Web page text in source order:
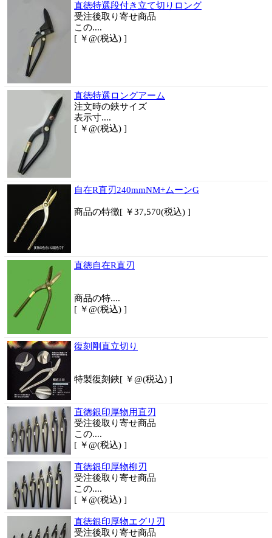
直徳特選段付き立て切りロング
受注後取り寄せ商品
この....
[ ￥@(税込) ]
直徳特選ロングアーム
注文時の鋏サイズ
表示寸....
[ ￥@(税込) ]
自在R直刃240mmNM+ムーンG
商品の特徴[ ￥37,570(税込) ]
直徳自在R直刃
商品の特....
[ ￥@(税込) ]
復刻剛直立切り
特製復刻鋏[ ￥@(税込) ]
直徳銀印厚物用直刃
受注後取り寄せ商品
この....
[ ￥@(税込) ]
直徳銀印厚物柳刃
受注後取り寄せ商品
この....
[ ￥@(税込) ]
直徳銀印厚物エグリ刃
受注後取り寄せ商品